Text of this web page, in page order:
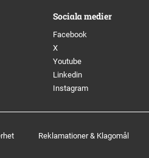
Sociala medier
Facebook
X
Youtube
Linkedin
Instagram
Reklamationer & Klagomål